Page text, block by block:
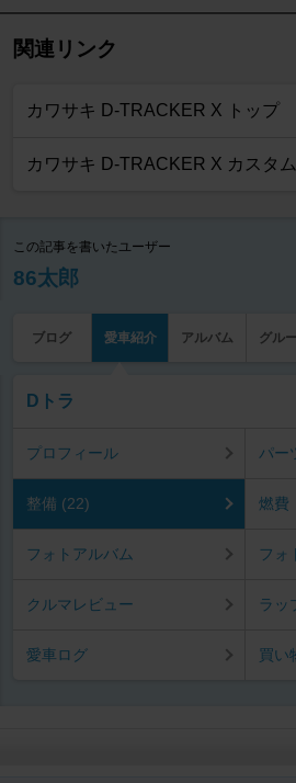
関連リンク
カワサキ D-TRACKER X トップ
カワサキ D-TRACKER X カスタ
この記事を書いたユーザー
86太郎
ブログ 愛車紹介 アルバム グル
Dトラ
プロフィール パー
整備 (22) 燃費
フォトアルバム フォ
クルマレビュー ラッ
愛車ログ 買い